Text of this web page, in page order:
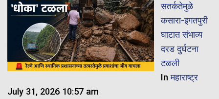
सतर्कतेमुळे
कसारा-इगतपुरी
घाटात संभाव्य
दरड दुर्घटना
टळली
Inमहाराष्ट्र
July 31, 2026 10:57 am